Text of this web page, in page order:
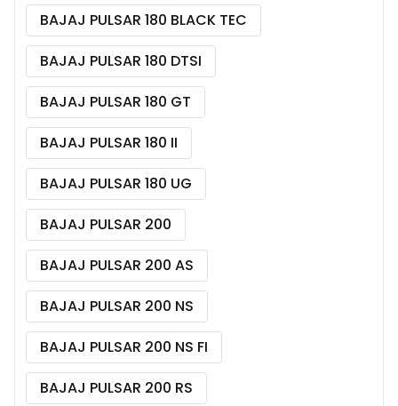
BAJAJ PULSAR 180 BLACK TEC
BAJAJ PULSAR 180 DTSI
BAJAJ PULSAR 180 GT
BAJAJ PULSAR 180 II
BAJAJ PULSAR 180 UG
BAJAJ PULSAR 200
BAJAJ PULSAR 200 AS
BAJAJ PULSAR 200 NS
BAJAJ PULSAR 200 NS FI
BAJAJ PULSAR 200 RS